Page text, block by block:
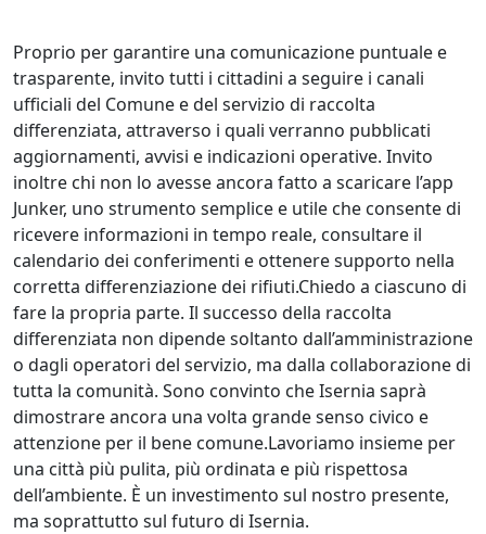
Proprio per garantire una comunicazione puntuale e
trasparente, invito tutti i cittadini a seguire i canali
ufficiali del Comune e del servizio di raccolta
differenziata, attraverso i quali verranno pubblicati
aggiornamenti, avvisi e indicazioni operative. Invito
inoltre chi non lo avesse ancora fatto a scaricare l’app
Junker, uno strumento semplice e utile che consente di
ricevere informazioni in tempo reale, consultare il
calendario dei conferimenti e ottenere supporto nella
corretta differenziazione dei rifiuti.Chiedo a ciascuno di
fare la propria parte. Il successo della raccolta
differenziata non dipende soltanto dall’amministrazione
o dagli operatori del servizio, ma dalla collaborazione di
tutta la comunità. Sono convinto che Isernia saprà
dimostrare ancora una volta grande senso civico e
attenzione per il bene comune.Lavoriamo insieme per
una città più pulita, più ordinata e più rispettosa
dell’ambiente. È un investimento sul nostro presente,
ma soprattutto sul futuro di Isernia.